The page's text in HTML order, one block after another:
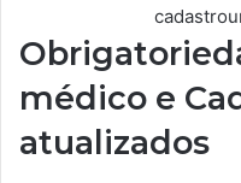
médico e
atualizados